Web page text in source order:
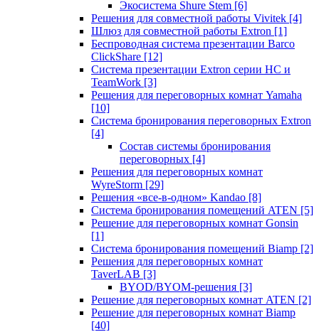
Экосистема Shure Stem [6]
Решения для совместной работы Vivitek [4]
Шлюз для совместной работы Extron [1]
Беспроводная система презентации Barco
ClickShare [12]
Система презентации Extron серии HC и
TeamWork [3]
Решения для переговорных комнат Yamaha
[10]
Система бронирования переговорных Extron
[4]
Состав системы бронирования
переговорных [4]
Решения для переговорных комнат
WyreStorm [29]
Решения «все-в-одном» Kandao [8]
Система бронирования помещений ATEN [5]
Решение для переговорных комнат Gonsin
[1]
Система бронирования помещений Biamp [2]
Решения для переговорных комнат
TaverLAB [3]
BYOD/BYOM-решения [3]
Решение для переговорных комнат ATEN [2]
Решение для переговорных комнат Biamp
[40]